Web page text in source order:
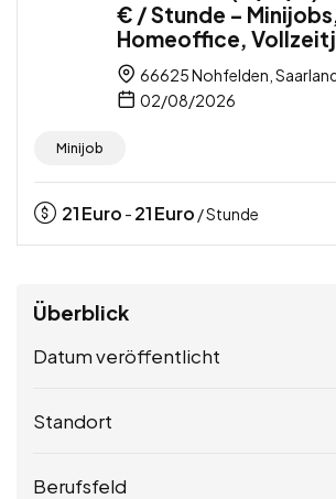
€ / Stunde –
Homeoffice,
66625 Nohfelden,
02/08/2026
Minijob
21Euro - 21Euro / Stunde
Überblick
Datum veröffentlicht
Standort
Berufsfeld